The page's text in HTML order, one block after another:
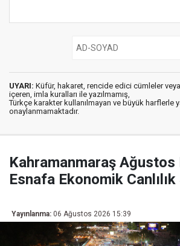
UYARI: Küfür, hakaret, rencide edici cümleler
içeren, imla kuralları ile yazılmamış,
Türkçe karakter kullanılmayan ve büyük harflerle
onaylanmamaktadır.
Kahramanmaraş Ağustos
Esnafa Ekonomik Canlılık
Yayınlanma: 06 Ağustos 2026 15:39